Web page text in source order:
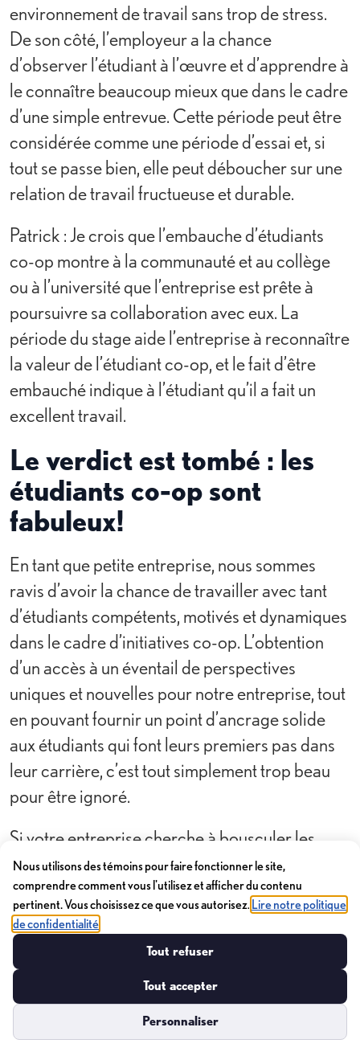
environnement de travail sans trop de stress.
De son côté, l’employeur a la chance
d’observer l’étudiant à l’œuvre et d’apprendre à
le connaître beaucoup mieux que dans le cadre
d’une simple entrevue. Cette période peut être
considérée comme une période d’essai et, si
tout se passe bien, elle peut déboucher sur une
relation de travail fructueuse et durable.
Patrick : Je crois que l’embauche d’étudiants
co-op montre à la communauté et au collège
ou à l’université que l’entreprise est prête à
poursuivre sa collaboration avec eux. La
période du stage aide l’entreprise à reconnaître
la valeur de l’étudiant co-op, et le fait d’être
embauché indique à l’étudiant qu’il a fait un
excellent travail.
Le verdict est tombé : les
étudiants co-op sont
fabuleux!
En tant que petite entreprise, nous sommes
ravis d’avoir la chance de travailler avec tant
d’étudiants compétents, motivés et dynamiques
dans le cadre d’initiatives co-op. L’obtention
d’un accès à un éventail de perspectives
uniques et nouvelles pour notre entreprise, tout
en pouvant fournir un point d’ancrage solide
aux étudiants qui font leurs premiers pas dans
leur carrière, c’est tout simplement trop beau
pour être ignoré.
Si votre entreprise cherche à bousculer les
choses avec de nouvelles idées et perspectives,
songez à ouvrir vos portes à des étudiants co-
op – il se pourrait que vous trouviez exactement
ce que vous cherchez!
Un grand merci à notre bande d’anciens
étudiants co-op d’avoir été si co-opératifs
(⌐■_■) et d’avoir fait part de leurs parcours
Nous utilisons des témoins pour faire fonctionner le site,
comprendre comment vous l'utilisez et afficher du contenu
pertinent. Vous choisissez ce que vous autorisez. Lire notre politique
de confidentialité
Tout refuser
Tout accepter
Personnaliser
Préférences de témoins